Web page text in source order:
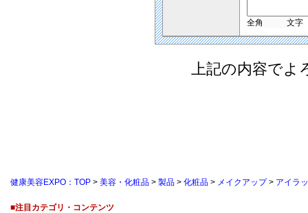
全角 文字
上記の内容でよ
健康美容EXPO：TOP > 美容・化粧品 > 製品 > 化粧品 > メイクアップ> アイラ
■注目カテゴリ・コンテンツ